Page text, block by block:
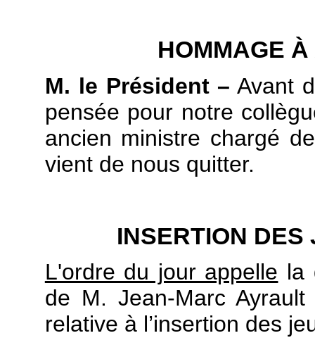
HOMMAGE
M. le Président – Avant
pensée pour notre
ancien ministre chargé
vient de nous quitter.
INSERTION DES
L'ordre du jour appelle la
de M. Jean-Marc
relative à l’insertion des